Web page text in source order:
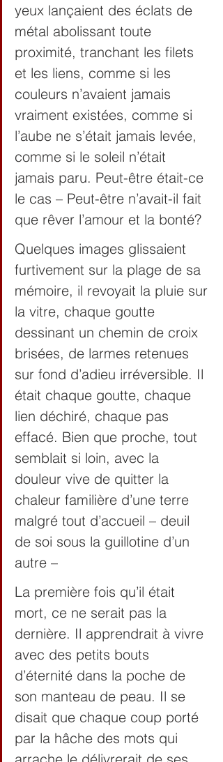
yeux lançaient des éclats de
métal abolissant toute
proximité, tranchant les filets
et les liens, comme si les
couleurs n’avaient jamais
vraiment existées, comme si
l’aube ne s’était jamais levée,
comme si le soleil n’était
jamais paru. Peut-être était-ce
le cas – Peut-être n’avait-il fait
que rêver l’amour et la bonté?
Quelques images glissaient
furtivement sur la plage de sa
mémoire, il revoyait la pluie sur
la vitre, chaque goutte
dessinant un chemin de croix
brisées, de larmes retenues
sur fond d’adieu irréversible. Il
était chaque goutte, chaque
lien déchiré, chaque pas
effacé. Bien que proche, tout
semblait si loin, avec la
douleur vive de quitter la
chaleur familière d’une terre
malgré tout d’accueil – deuil
de soi sous la guillotine d’un
autre –
La première fois qu’il était
mort, ce ne serait pas la
dernière. Il apprendrait à vivre
avec des petits bouts
d’éternité dans la poche de
son manteau de peau. Il se
disait que chaque coup porté
par la hâche des mots qui